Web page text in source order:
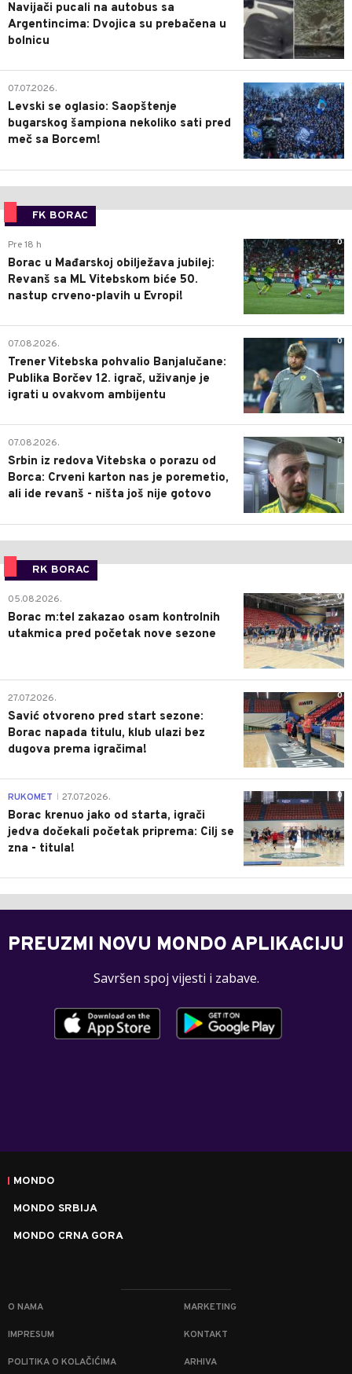
Navijači pucali na autobus sa
Argentincima: Dvojica su prebačena u
bolnicu
1
07.07.2026.
Levski se oglasio: Saopštenje
bugarskog šampiona nekoliko sati pred
meč sa Borcem!
FK BORAC
0
Pre 18 h
Borac u Mađarskoj obilježava jubilej:
Revanš sa ML Vitebskom biće 50.
nastup crveno-plavih u Evropi!
0
07.08.2026.
Trener Vitebska pohvalio Banjalučane:
Publika Borčev 12. igrač, uživanje je
igrati u ovakvom ambijentu
0
07.08.2026.
Srbin iz redova Vitebska o porazu od
Borca: Crveni karton nas je poremetio,
ali ide revanš - ništa još nije gotovo
RK BORAC
0
05.08.2026.
Borac m:tel zakazao osam kontrolnih
utakmica pred početak nove sezone
0
27.07.2026.
Savić otvoreno pred start sezone:
Borac napada titulu, klub ulazi bez
dugova prema igračima!
0
RUKOMET 27.07.2026.
Borac krenuo jako od starta, igrači
jedva dočekali početak priprema: Cilj se
zna - titula!
PREUZMI NOVU MONDO APLIKACIJU
Savršen spoj vijesti i zabave.
MONDO
MONDO SRBIJA
MONDO CRNA GORA
O NAMA MARKETING
IMPRESUM KONTAKT
POLITIKA O KOLAČIĆIMA ARHIVA